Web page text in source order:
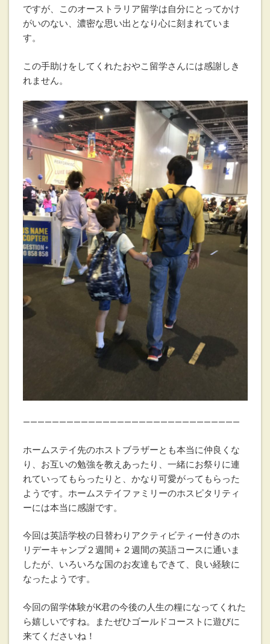
ですが、このオーストラリア留学は自分にとってかけ
がいのない、濃密な思い出となり心に刻まれていま
す。
この手助けをしてくれたおやこ留学さんには感謝しき
れません。
——————————————————————————————
ホームステイ先のホストブラザーとも本当に仲良くな
り、お互いの勉強を教えあったり、一緒にお祭りに連
れていってもらったりと、かなり可愛がってもらった
ようです。ホームステイファミリーのホスピタリティ
ーには本当に感謝です。
今回は英語学校の日替わりアクティビティー付きのホ
リデーキャンプ２週間＋２週間の英語コースに通いま
したが、いろいろな国のお友達もできて、良い経験に
なったようです。
今回の留学体験がK君の今後の人生の糧になってくれた
ら嬉しいですね。またぜひゴールドコーストに遊びに
来てくださいね！